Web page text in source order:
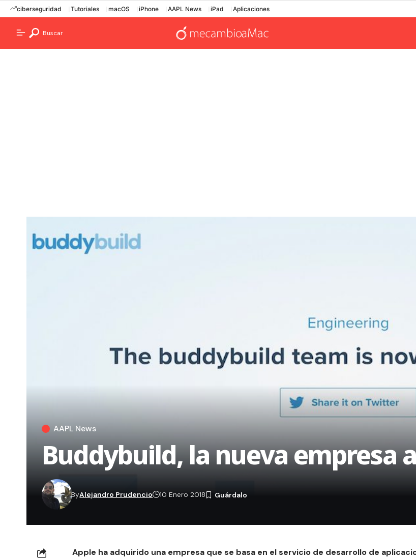
ciberseguridad Tutoriales macOS iPhone AAPL News iPad Aplicaciones
Buscar
AAPL News
Buddybuild, la nueva empresa
ByAlejandro Prudencio 10 Enero 2018
Apple ha adquirido una empresa que se basa en el servicio de desarrollo de